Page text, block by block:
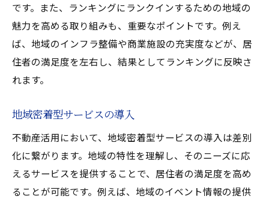
です。また、ランキングにランクインするための地域の
魅力を高める取り組みも、重要なポイントです。例え
ば、地域のインフラ整備や商業施設の充実度などが、居
住者の満足度を左右し、結果としてランキングに反映さ
れます。
地域密着型サービスの導入
不動産活用において、地域密着型サービスの導入は差別
化に繋がります。地域の特性を理解し、そのニーズに応
えるサービスを提供することで、居住者の満足度を高め
ることが可能です。例えば、地域のイベント情報の提供